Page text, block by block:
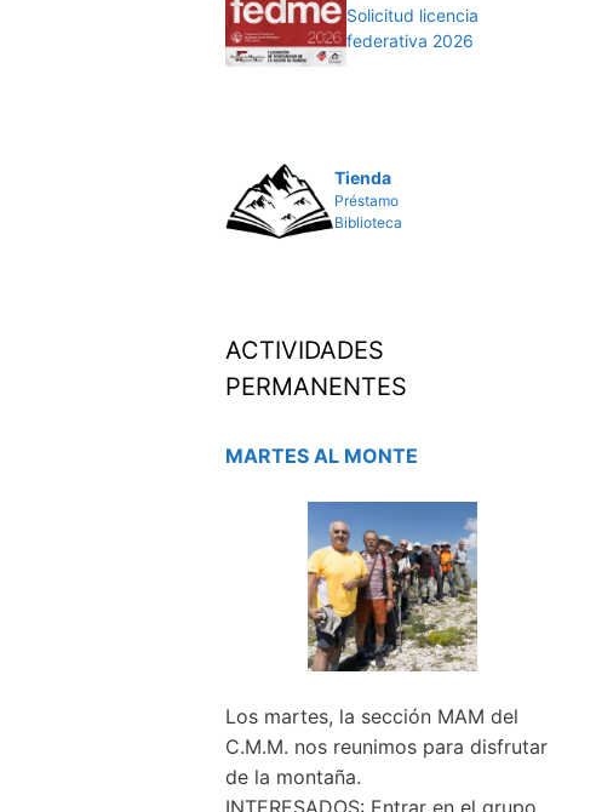
Solicitud licencia
federativa 2026
Tienda
Préstamo
Biblioteca
ACTIVIDADES
PERMANENTES
MARTES AL MONTE
Los martes, la sección MAM del
C.M.M. nos reunimos para disfrutar
de la montaña.